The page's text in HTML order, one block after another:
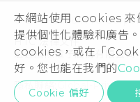
本網站使用 cookies 來
提供個性化體驗和廣告
cookies，或在「
好。您也能在我們的
Cookie 偏好
隱私權政策
產品安全性
Cookie
Security and Privacy
© 2011-2026 HTC
HTC 法律文件
宏達國際電子股份有限公
隱私聯絡:Global-